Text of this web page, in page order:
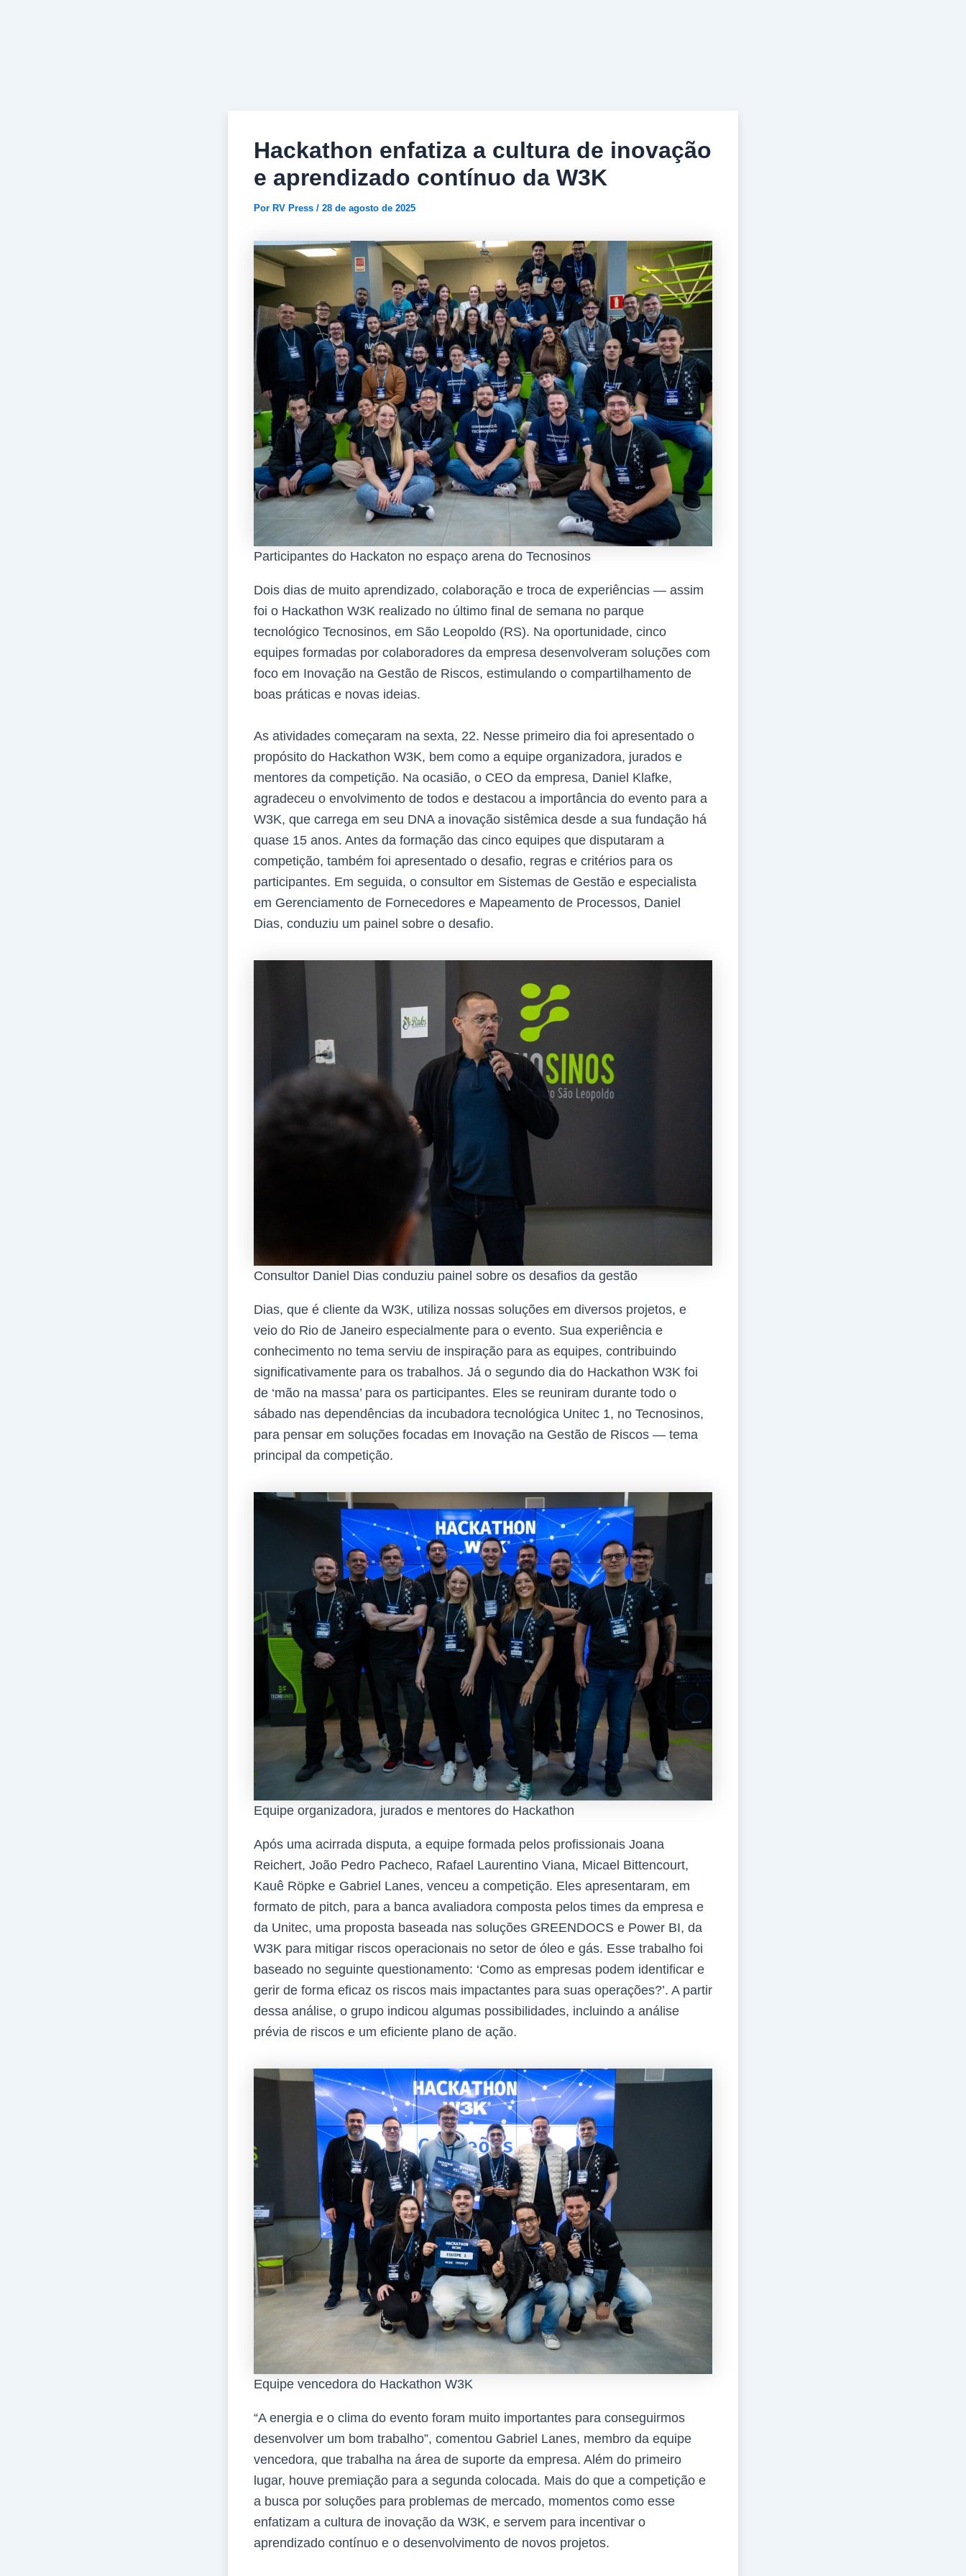
Hackathon enfatiza a cultura de inovação
e aprendizado contínuo da W3K
Por RV Press / 28 de agosto de 2025
Participantes do Hackaton no espaço arena do Tecnosinos
Dois dias de muito aprendizado, colaboração e troca de experiências — assim
foi o Hackathon W3K realizado no último final de semana no parque
tecnológico Tecnosinos, em São Leopoldo (RS). Na oportunidade, cinco
equipes formadas por colaboradores da empresa desenvolveram soluções com
foco em Inovação na Gestão de Riscos, estimulando o compartilhamento de
boas práticas e novas ideias.
As atividades começaram na sexta, 22. Nesse primeiro dia foi apresentado o
propósito do Hackathon W3K, bem como a equipe organizadora, jurados e
mentores da competição. Na ocasião, o CEO da empresa, Daniel Klafke,
agradeceu o envolvimento de todos e destacou a importância do evento para a
W3K, que carrega em seu DNA a inovação sistêmica desde a sua fundação há
quase 15 anos. Antes da formação das cinco equipes que disputaram a
competição, também foi apresentado o desafio, regras e critérios para os
participantes. Em seguida, o consultor em Sistemas de Gestão e especialista
em Gerenciamento de Fornecedores e Mapeamento de Processos, Daniel
Dias, conduziu um painel sobre o desafio.
Consultor Daniel Dias conduziu painel sobre os desafios da gestão
Dias, que é cliente da W3K, utiliza nossas soluções em diversos projetos, e
veio do Rio de Janeiro especialmente para o evento. Sua experiência e
conhecimento no tema serviu de inspiração para as equipes, contribuindo
significativamente para os trabalhos. Já o segundo dia do Hackathon W3K foi
de ‘mão na massa’ para os participantes. Eles se reuniram durante todo o
sábado nas dependências da incubadora tecnológica Unitec 1, no Tecnosinos,
para pensar em soluções focadas em Inovação na Gestão de Riscos — tema
principal da competição.
Equipe organizadora, jurados e mentores do Hackathon
Após uma acirrada disputa, a equipe formada pelos profissionais Joana
Reichert, João Pedro Pacheco, Rafael Laurentino Viana, Micael Bittencourt,
Kauê Röpke e Gabriel Lanes, venceu a competição. Eles apresentaram, em
formato de pitch, para a banca avaliadora composta pelos times da empresa e
da Unitec, uma proposta baseada nas soluções GREENDOCS e Power BI, da
W3K para mitigar riscos operacionais no setor de óleo e gás. Esse trabalho foi
baseado no seguinte questionamento: ‘Como as empresas podem identificar e
gerir de forma eficaz os riscos mais impactantes para suas operações?’. A partir
dessa análise, o grupo indicou algumas possibilidades, incluindo a análise
prévia de riscos e um eficiente plano de ação.
Equipe vencedora do Hackathon W3K
“A energia e o clima do evento foram muito importantes para conseguirmos
desenvolver um bom trabalho”, comentou Gabriel Lanes, membro da equipe
vencedora, que trabalha na área de suporte da empresa. Além do primeiro
lugar, houve premiação para a segunda colocada. Mais do que a competição e
a busca por soluções para problemas de mercado, momentos como esse
enfatizam a cultura de inovação da W3K, e servem para incentivar o
aprendizado contínuo e o desenvolvimento de novos projetos.